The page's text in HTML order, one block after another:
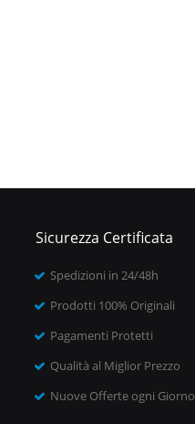
Sicurezza Certificata
Spedizioni in 24/48h
Prodotti 100% Originali
Pagamenti Protetti
Qualità al Miglior Prezzo
Nuove Offerte ogni Giorno